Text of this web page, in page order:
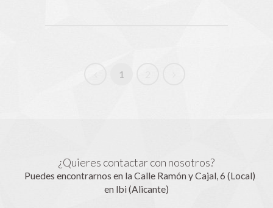
1
¿Quieres contactar con nosotros?
Puedes encontrarnos en la Calle Ramón y Cajal, 6 (Local)
en Ibi (Alicante)